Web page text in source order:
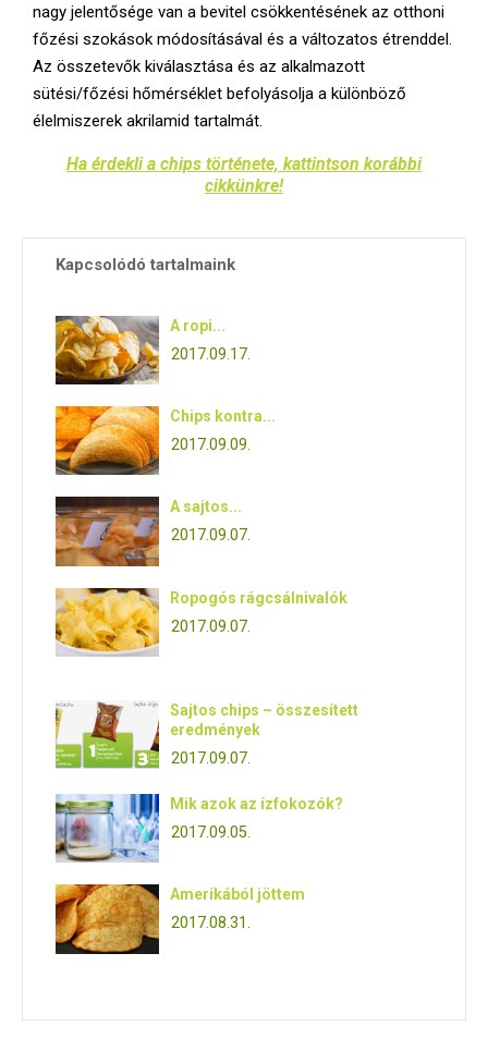
nagy jelentősége van a bevitel csökkentésének az otthoni
főzési szokások módosításával és a változatos étrenddel.
Az összetevők kiválasztása és az alkalmazott
sütési/főzési hőmérséklet befolyásolja a különböző
élelmiszerek akrilamid tartalmát.
Ha érdekli a chips története, kattintson korábbi
cikkünkre!
Kapcsolódó tartalmaink
A ropi...
2017.09.17.
Chips kontra...
2017.09.09.
A sajtos...
2017.09.07.
Ropogós rágcsálnivalók
2017.09.07.
Sajtos chips – összesített
eredmények
2017.09.07.
Mik azok az ízfokozók?
2017.09.05.
Amerikából jöttem
2017.08.31.